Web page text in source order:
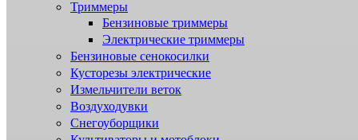
Триммеры
Бензиновые триммеры
Электрические триммеры
Бензиновые сенокосилки
Кусторезы электрические
Измельчители веток
Воздуходувки
Снегоуборщики